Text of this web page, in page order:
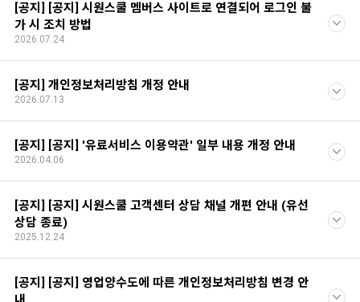
[공지] [공지] 시원스쿨 멤버스 사이트로 연결되어 로그인 불
가 시 조치 방법
2026.07.24
[공지] 개인정보처리방침 개정 안내
2026.07.13
[공지] [공지] '유료서비스 이용약관' 일부 내용 개정 안내
2026.04.06
[공지] [공지] 시원스쿨 고객센터 상담 채널 개편 안내 (유선
상담 종료)
2025.12.24
[공지] [공지] 영업양수도에 따른 개인정보처리방침 변경 안